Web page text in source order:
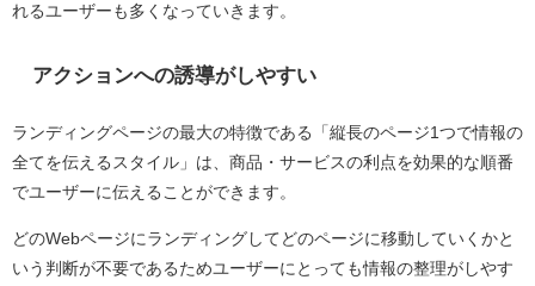
れるユーザーも多くなっていきます。
アクションへの誘導がしやすい
ランディングページの最大の特徴である「縦長のページ1つで情報の
全てを伝えるスタイル」は、商品・サービスの利点を効果的な順番
でユーザーに伝えることができます。
どのWebページにランディングしてどのページに移動していくかと
いう判断が不要であるためユーザーにとっても情報の整理がしやす